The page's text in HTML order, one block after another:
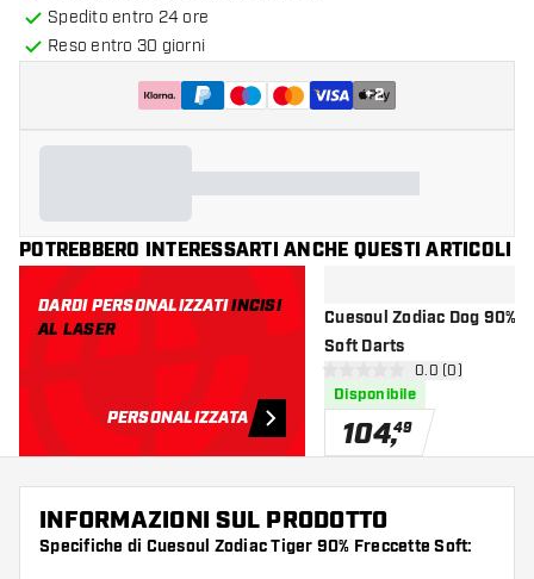
Spedito entro 24 ore
Reso entro 30 giorni
+2
POTREBBERO INTERESSARTI ANCHE QUESTI ARTICOLI
DARDI PERSONALIZZATIINCISI
AL LASER
PERSONALIZZATA
Cuesoul Zodiac Dog 90% Freccette
Soft Darts
apri pannello
0 stelle di valutazione
0.0 (0)
Disponibile
104,49
INFORMAZIONI SUL PRODOTTO
Specifiche di Cuesoul Zodiac Tiger 90% Freccette Soft: